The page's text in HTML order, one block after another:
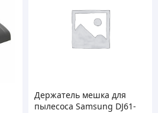
Держатель мешка для
пылесоса Samsung DJ61-